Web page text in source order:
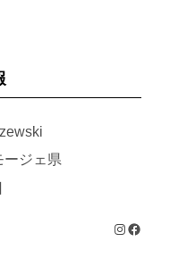
ージェ県
Instagram Facebook